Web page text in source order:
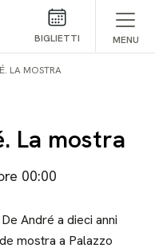
BIGLIETTI MENU
LA MOSTRA
La mostra
00:00
André a dieci anni
mostra a Palazzo